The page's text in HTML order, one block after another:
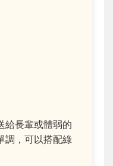
給長輩或體弱的
調，可以搭配綠